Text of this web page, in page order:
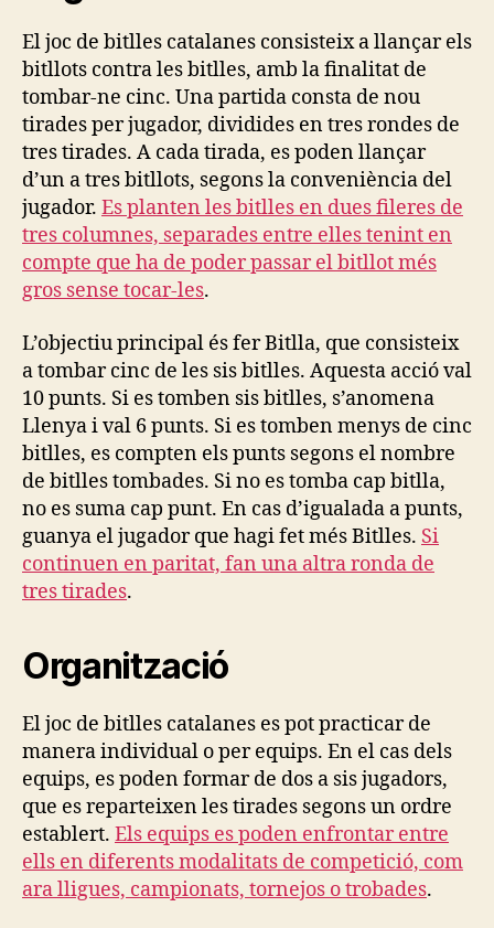
El joc de bitlles catalanes consisteix a llançar els
bitllots contra les bitlles, amb la finalitat de
tombar-ne cinc. Una partida consta de nou
tirades per jugador, dividides en tres rondes de
tres tirades. A cada tirada, es poden llançar
d’un a tres bitllots, segons la conveniència del
jugador. Es planten les bitlles en dues fileres de
tres columnes, separades entre elles tenint en
compte que ha de poder passar el bitllot més
gros sense tocar-les.
L’objectiu principal és fer Bitlla, que consisteix
a tombar cinc de les sis bitlles. Aquesta acció val
10 punts. Si es tomben sis bitlles, s’anomena
Llenya i val 6 punts. Si es tomben menys de cinc
bitlles, es compten els punts segons el nombre
de bitlles tombades. Si no es tomba cap bitlla,
no es suma cap punt. En cas d’igualada a punts,
guanya el jugador que hagi fet més Bitlles. Si
continuen en paritat, fan una altra ronda de
tres tirades.
Organització
El joc de bitlles catalanes es pot practicar de
manera individual o per equips. En el cas dels
equips, es poden formar de dos a sis jugadors,
que es reparteixen les tirades segons un ordre
establert. Els equips es poden enfrontar entre
ells en diferents modalitats de competició, com
ara lligues, campionats, tornejos o trobades.